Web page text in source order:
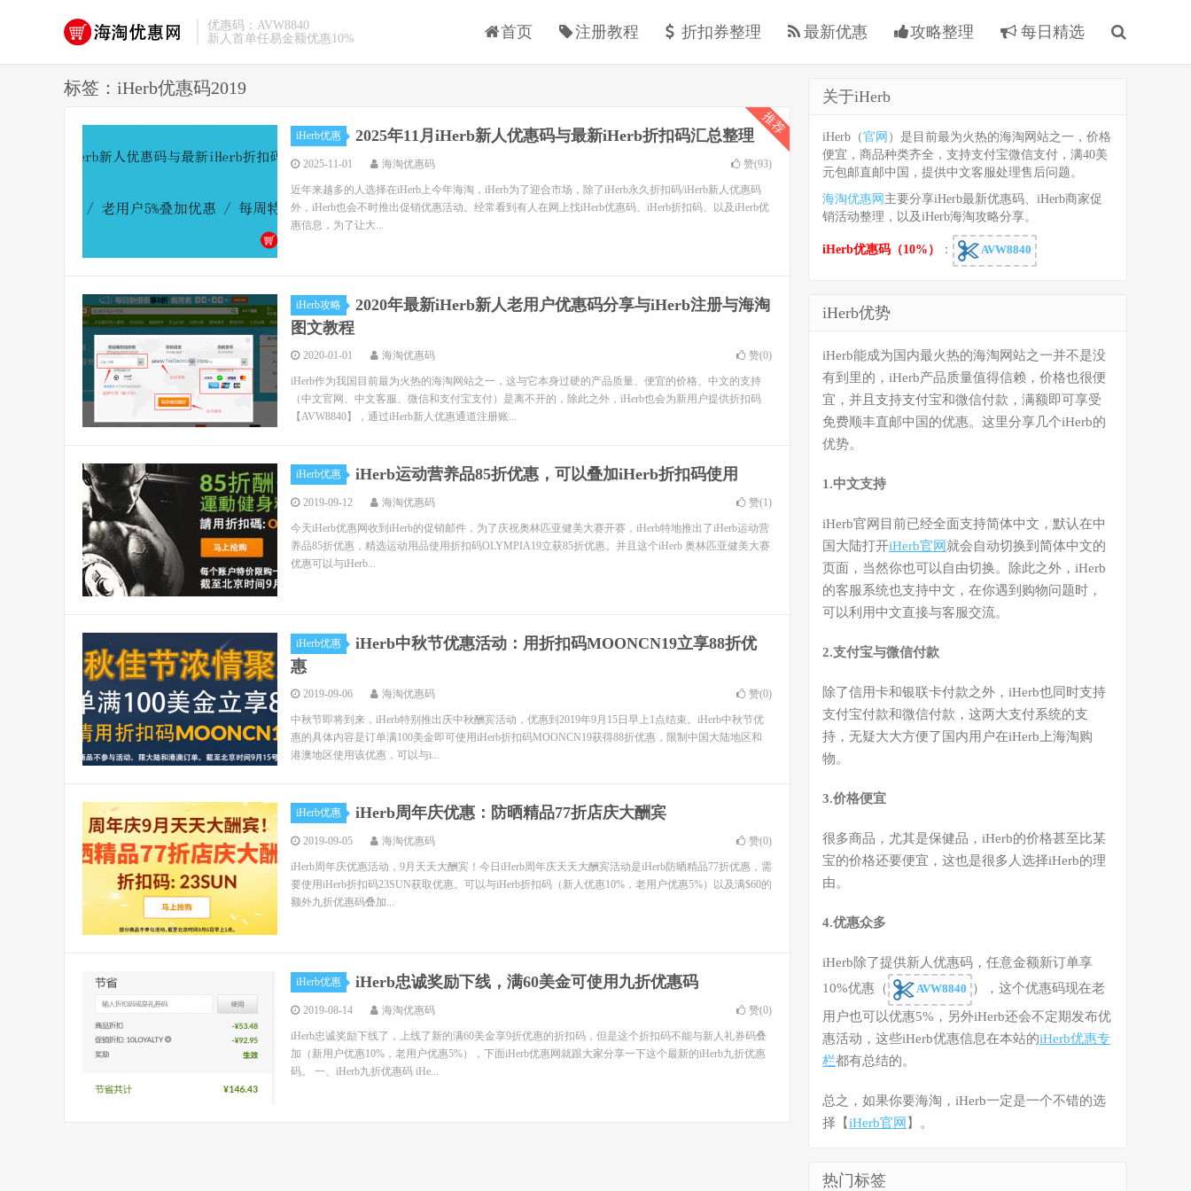
优惠码：AVW8840
新人首单任易金额优惠10%
首页 注册教程 折扣券整理 最新优惠 攻略整理 每日精选
标签：iHerb优惠码2019
iHerb优惠 2025年11月iHerb新人优惠码与最新iHerb折扣码汇总整理 推荐
2025-11-01 海淘优惠码 赞(93)
近年来越多的人选择在iHerb上今年海淘，iHerb为了迎合市场，除了iHerb永久折扣码/iHerb新人优惠码
外，iHerb也会不时推出促销优惠活动。经常看到有人在网上找iHerb优惠码、iHerb折扣码、以及iHerb优
惠信息，为了让大...
iHerb攻略
2020年最新iHerb新人老用户优惠码分享与iHerb注册与海淘
图文教程
2020-01-01 海淘优惠码 赞(0)
iHerb作为我国目前最为火热的海淘网站之一，这与它本身过硬的产品质量、便宜的价格、中文的支持
（中文官网、中文客服、微信和支付宝支付）是离不开的，除此之外，iHerb也会为新用户提供折扣码
【AVW8840】，通过iHerb新人优惠通道注册账...
iHerb优惠 iHerb运动营养品85折优惠，可以叠加iHerb折扣码使用
2019-09-12 海淘优惠码 赞(1)
今天iHerb优惠网收到iHerb的促销邮件，为了庆祝奥林匹亚健美大赛开赛，iHerb特地推出了iHerb运动营
养品85折优惠，精选运动用品使用折扣码OLYMPIA19立获85折优惠。并且这个iHerb 奥林匹亚健美大赛
优惠可以与iHerb...
iHerb优惠
iHerb中秋节优惠活动：用折扣码MOONCN19立享88折优
惠
2019-09-06 海淘优惠码 赞(0)
中秋节即将到来，iHerb特别推出庆中秋酬宾活动，优惠到2019年9月15日早上1点结束。iHerb中秋节优
惠的具体内容是订单满100美金即可使用iHerb折扣码MOONCN19获得88折优惠，限制中国大陆地区和
港澳地区使用该优惠，可以与i...
iHerb优惠 iHerb周年庆优惠：防晒精品77折店庆大酬宾
2019-09-05 海淘优惠码 赞(0)
iHerb周年庆优惠活动，9月天天大酬宾！今日iHerb周年庆天天大酬宾活动是iHerb防晒精品77折优惠，需
要使用iHerb折扣码23SUN获取优惠。可以与iHerb折扣码（新人优惠10%，老用户优惠5%）以及满$60的
额外九折优惠码叠加...
iHerb优惠 iHerb忠诚奖励下线，满60美金可使用九折优惠码
2019-08-14 海淘优惠码 赞(0)
iHerb忠诚奖励下线了，上线了新的满60美金享9折优惠的折扣码，但是这个折扣码不能与新人礼券码叠
加（新用户优惠10%，老用户优惠5%），下面iHerb优惠网就跟大家分享一下这个最新的iHerb九折优惠
码。 一、iHerb九折优惠码 iHe...
关于iHerb
iHerb（官网 ）是目前最为火热的海淘网站之一，价格
便宜，商品种类齐全，支持支付宝微信支付，满40美
元包邮直邮中国，提供中文客服处理售后问题。
海淘优惠网 主要分享iHerb最新优惠码、iHerb商家促
销活动整理，以及iHerb海淘攻略分享。
iHerb优惠码（10%） ： AVW8840
iHerb优势
iHerb能成为国内最火热的海淘网站之一并不是没
有到里的，iHerb产品质量值得信赖，价格也很便
宜，并且支持支付宝和微信付款，满额即可享受
免费顺丰直邮中国的优惠。这里分享几个iHerb的
优势。
1.中文支持
iHerb官网目前已经全面支持简体中文，默认在中
国大陆打开iHerb官网 就会自动切换到简体中文的
页面，当然你也可以自由切换。除此之外，iHerb
的客服系统也支持中文，在你遇到购物问题时，
可以利用中文直接与客服交流。
2.支付宝与微信付款
除了信用卡和银联卡付款之外，iHerb也同时支持
支付宝付款和微信付款，这两大支付系统的支
持，无疑大大方便了国内用户在iHerb上海淘购
物。
3.价格便宜
很多商品，尤其是保健品，iHerb的价格甚至比某
宝的价格还要便宜，这也是很多人选择iHerb的理
由。
4.优惠众多
iHerb除了提供新人优惠码，任意金额新订单享
10%优惠（
AVW8840 ），这个优惠码现在老
用户也可以优惠5%，另外iHerb还会不定期发布优
惠活动，这些iHerb优惠信息在本站的iHerb优惠专
栏都有总结的。
总之，如果你要海淘，iHerb一定是一个不错的选
择【iHerb官网 】。
热门标签